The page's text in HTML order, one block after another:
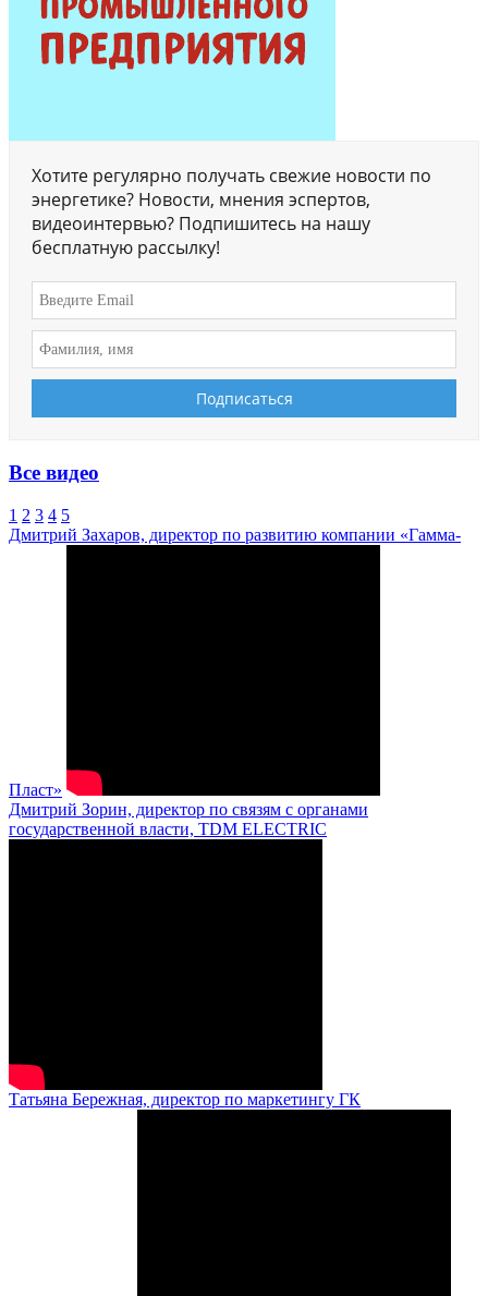
Хотите регулярно получать свежие новости по
энергетике? Новости, мнения эспертов,
видеоинтервью? Подпишитесь на нашу
бесплатную рассылку!
Все видео
1 2 3 4 5
Дмитрий Захаров, директор по развитию компании «Гамма-
Пласт»
Дмитрий Зорин, директор по связям с органами
государственной власти, TDM ELECTRIC
Татьяна Бережная, директор по маркетингу ГК